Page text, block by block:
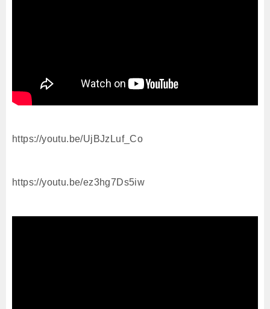
https://youtu.be/UjBJzLuf_Co
https://youtu.be/ez3hg7Ds5iw